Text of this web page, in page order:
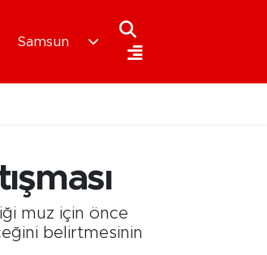
Samsun
muz için önce
belirtmesinin